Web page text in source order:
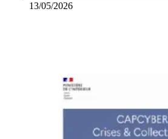
13/05/2026